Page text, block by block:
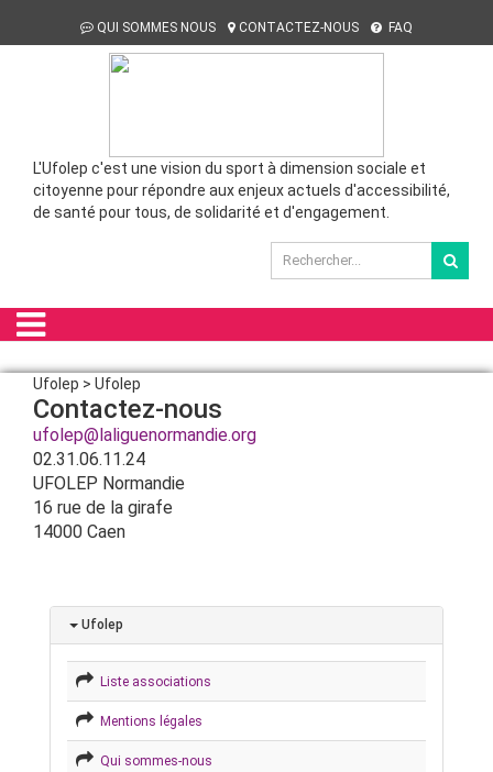
QUI SOMMES NOUS CONTACTEZ-NOUS FAQ
L'Ufolep c'est une vision du sport à dimension sociale et
citoyenne pour répondre aux enjeux actuels d'accessibilité,
de santé pour tous, de solidarité et d'engagement.
Ufolep > Ufolep
Contactez-nous
ufolep@laliguenormandie.org
02.31.06.11.24
UFOLEP Normandie
16 rue de la girafe
14000 Caen
Ufolep
Liste associations
Mentions légales
Qui sommes-nous